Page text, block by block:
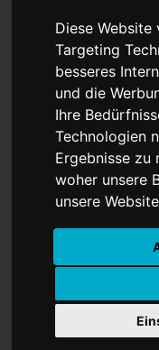
Diese
Targeting
besseres
und die
Ihre
Technologien
Ergebnisse zu
woher unsere
unsere